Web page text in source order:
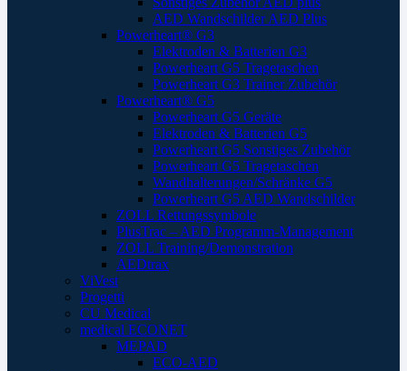
AED Wandschilder AED Plus
Powerheart® G3
Elektroden & Batterien G3
Powerheart G5 Tragetaschen
Powerheart G3 Trainer Zubehör
Powerheart® G5
Powerheart G5 Geräte
Elektroden & Batterien G5
Powerheart G5 Sonstiges Zubehör
Powerheart G5 Tragetaschen
Wandhalterungen/Schränke G5
Powerheart G5 AED Wandschilder
ZOLL Rettungssymbole
PlusTrac – AED Programm-Management
ZOLL Training/Demonstration
AEDtrax
ViVest
Progetti
CU Medical
medical ECONET
MEPAD
ECO-AED